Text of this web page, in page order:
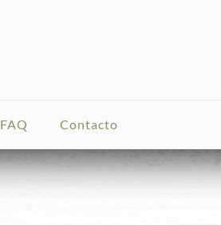
FAQ Contacto